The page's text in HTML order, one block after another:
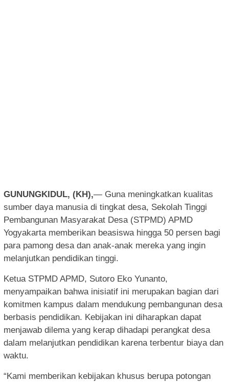
GUNUNGKIDUL, (KH),— Guna meningkatkan kualitas
sumber daya manusia di tingkat desa, Sekolah Tinggi
Pembangunan Masyarakat Desa (STPMD) APMD
Yogyakarta memberikan beasiswa hingga 50 persen bagi
para pamong desa dan anak-anak mereka yang ingin
melanjutkan pendidikan tinggi.
Ketua STPMD APMD, Sutoro Eko Yunanto,
menyampaikan bahwa inisiatif ini merupakan bagian dari
komitmen kampus dalam mendukung pembangunan desa
berbasis pendidikan. Kebijakan ini diharapkan dapat
menjawab dilema yang kerap dihadapi perangkat desa
dalam melanjutkan pendidikan karena terbentur biaya dan
waktu.
“Kami memberikan kebijakan khusus berupa potongan